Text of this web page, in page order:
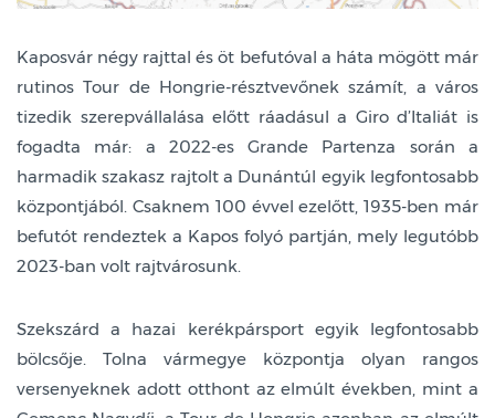
Kaposvár négy rajttal és öt befutóval a háta mögött már
rutinos Tour de Hongrie-résztvevőnek számít, a város
tizedik szerepvállalása előtt ráadásul a Giro d’Italiát is
fogadta már: a 2022-es Grande Partenza során a
harmadik szakasz rajtolt a Dunántúl egyik legfontosabb
központjából. Csaknem 100 évvel ezelőtt, 1935-ben már
befutót rendeztek a Kapos folyó partján, mely legutóbb
2023-ban volt rajtvárosunk.
Szekszárd a hazai kerékpársport egyik legfontosabb
bölcsője. Tolna vármegye központja olyan rangos
versenyeknek adott otthont az elmúlt években, mint a